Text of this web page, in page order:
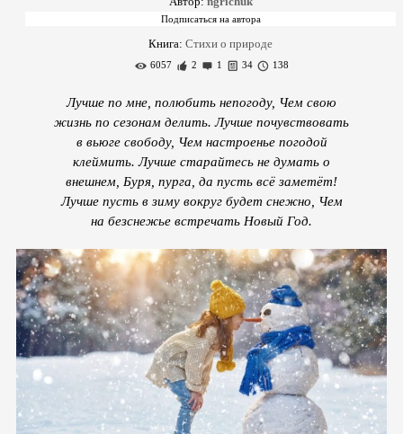
Книга: Стихи о природе
6057 2 1 34 138
Лучше по мне, полюбить непогоду, Чем свою
жизнь по сезонам делить. Лучше почувствовать
в вьюге свободу, Чем настроенье погодой
клеймить. Лучше старайтесь не думать о
внешнем, Буря, пурга, да пусть всё заметёт!
Лучше пусть в зиму вокруг будет снежно, Чем
на безснежье встречать Новый Год.